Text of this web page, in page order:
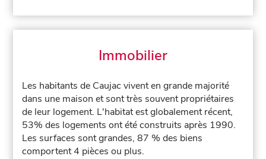
Immobilier
Les habitants de Caujac vivent en grande majorité
dans une maison et sont très souvent propriétaires
de leur logement. L'habitat est globalement récent,
53% des logements ont été construits après 1990.
Les surfaces sont grandes, 87 % des biens
comportent 4 pièces ou plus.